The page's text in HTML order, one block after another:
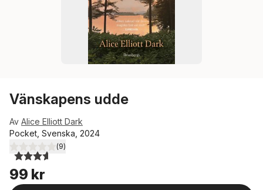
Vänskapens udde
Av Alice Elliott Dark
Pocket, Svenska, 2024
3,6utav 5 stjärnor. Totalt antal röster:
(9)
99 kr